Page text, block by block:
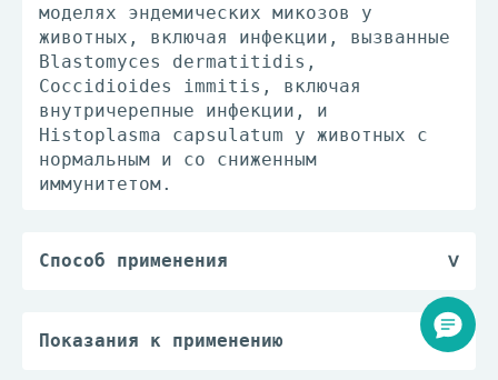
моделях эндемических микозов у
животных, включая инфекции, вызванные
Blastomyces dermatitidis,
Coccidioides immitis, включая
внутричерепные инфекции, и
Histoplasma capsulatum у животных с
нормальным и со сниженным
иммунитетом.
Способ применения
(массой тела более 50 кг) при
Показания к применению